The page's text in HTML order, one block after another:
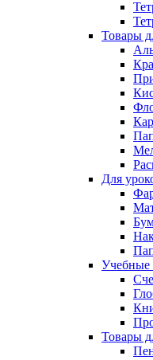
Товары
Для
Учебные
Товары